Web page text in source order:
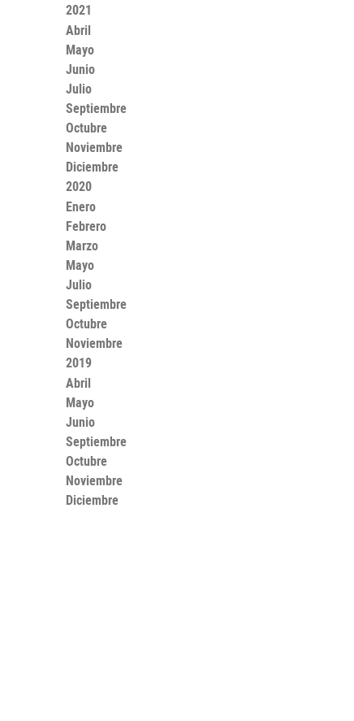
2021
Abril
Mayo
Junio
Julio
Septiembre
Octubre
Noviembre
Diciembre
2020
Enero
Febrero
Marzo
Mayo
Julio
Septiembre
Octubre
Noviembre
2019
Abril
Mayo
Junio
Septiembre
Octubre
Noviembre
Diciembre